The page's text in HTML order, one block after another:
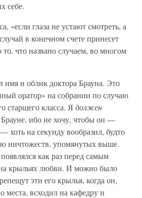
себе.
«если глаза не устают смотреть, а
в конечном счете принесет
что названо случаем, во многом
имя и облик доктора Брауна. Это
оратор» на собрании по случаю
старшего класса. Я должен
Брауне, ибо не хочу, чтобы он —
на секунду вообразил, будто
ничтожеств, упомянутых выше.
как раз перед самым
крыльях любви. И можно было
эти его крылья, когда он,
места, всходил на кафедру и